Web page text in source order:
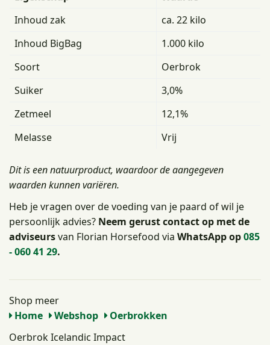
Inhoud zak
ca. 22 kilo
Inhoud BigBag
1.000 kilo
Soort
Oerbrok
Suiker
3,0%
Zetmeel
12,1%
Melasse
Vrij
Dit is een natuurproduct, waardoor de aangegeven
waarden kunnen variëren.
Heb je vragen over de voeding van je paard of wil je
persoonlijk advies? Neem gerust contact op met de
adviseursvan Florian Horsefood via WhatsApp op085
- 060 41 29.
Shop meer
Home
Webshop
Oerbrokken
Oerbrok Icelandic Impact